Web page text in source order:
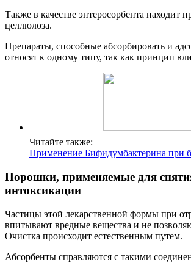
Также в качестве энтеросорбента находит
целлюлоза.
Препараты, способные абсорбировать и
относят к одному типу, так как принцип
Читайте также:
Применение Бифидумбактерина при
Порошки, применяемые для
интоксикации
Частицы этой лекарственной формы при
впитывают вредные вещества и не
Очистка происходит естественным путем.
Абсорбенты справляются с такими